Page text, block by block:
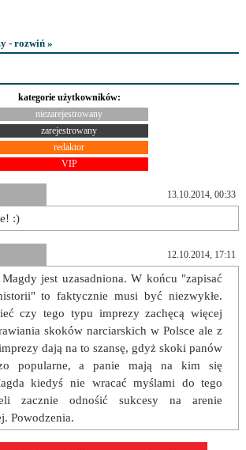
- rozwiń »
kategorie użytkowników:
niezarejestrowany
zarejestrowany
redaktor
VIP
13.10.2014, 00:33
:)
12.10.2014, 17:11
jest uzasadniona. W końcu "zapisać
to faktycznie musi być niezwykłe.
czy tego typu imprezy zachęcą więcej
skoków narciarskich w Polsce ale z
dają na to szansę, gdyż skoki panów
popularne, a panie mają na kim się
kiedyś nie wracać myślami do tego
zacznie odnośić sukcesy na arenie
Powodzenia.